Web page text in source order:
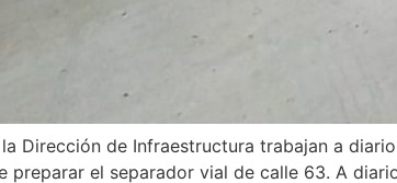
Dirección de Infraestructura trabajan a
preparar el separador vial de calle 63. A